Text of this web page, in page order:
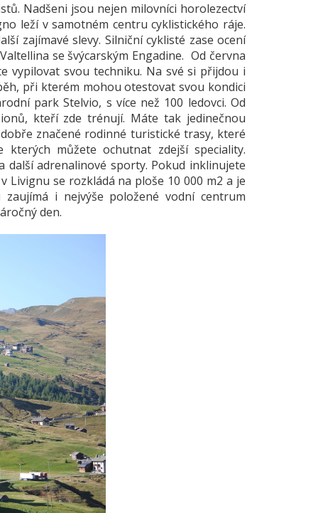
Nadšeni jsou nejen milovníci horolezectví
leží v samotném centru cyklistického ráje.
zajímavé slevy. Silniční cyklisté zase ocení
se švýcarským Engadine. Od června
vypilovat svou techniku. Na své si přijdou i
při kterém mohou otestovat svou kondici
park Stelvio, s více než 100 ledovci. Od
kteří zde trénují. Máte tak jedinečnou
značené rodinné turistické trasy, které
můžete ochutnat zdejší speciality.
adrenalinové sporty. Pokud inklinujete
Livignu se rozkládá na ploše 10 000 m2 a je
i nejvýše položené vodní centrum
den.